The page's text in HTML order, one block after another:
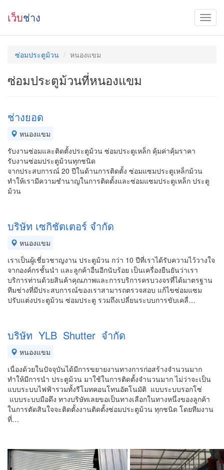
เว็บช่าง
ซ่อมประตูม้วน หนองแขม
ซ่อมประตูม้วนที่หนองแขม
ช่างยอด
หนองแขม
รับงานซ่อมและติดตั้งประตูม้วน ซ่อมประตูเหล็ก คุ้มค่าคุ้มราคา
รับงานซ่อมประตูม้วนทุกชนิด
จากประสบการณ์ 20 ปีในด้านการติดตั้ง ซ่อมแซมประตูเหล็กม้วน
ทำให้เรามีความชำนาญในการติดตั้งและซ่อมแซมประตูเหล็ก ประตู
ม้วน
บริษัท เซกิชัตเตอร์ จำกัด
หนองแขม
เราเป็นผู้เชี่ยวชาญงาน ประตูม้วน กว่า 10 ปีที่เราได้รับความไว้วางใจ
จากองค์กรชั้นนำ และลูกค้าอื่นอีกนับร้อย เป็นเครื่องยืนยันว่าเรา
บริการท่านด้วยสินค้าคุณภาพและการบริการครบวงจรที่ได้มาตรฐาน
ทีมช่างที่มีประสบการณ์ของเราสามารถตรวจสอบ แก้ไขซ่อมแซม
ปรับแต่งประตูม้วน ซ่อมประตู รวมถึงเปลี่ยนระบบการขับเคลื่…
บริษัท YLB Shutter จำกัด
หนองแขม
เนื่องด้วยในปัจจุบันได้มีการขยายงานทางการก่อสร้างจำนวนมาก
ทำให้มีการนำ ประตูม้วน มาใช้ในการติดตั้งจำนวนมาก ไม่ว่าจะเป็น
แบบระบบไฟฟ้ารวมทั้งรีโมทคอนโทนอัตโนมัติ แบบระบบรอกโซ่
แบบระบบมือดึง ทางบริษัทเลยขอเป็นทางเลือกในทางหนึ่งของลูกค้า
ในการตัดสินใจจะติดตั้งงานติดตั้งซ่อมประตูม้วน ทุกชนิด โดยทีมงาน
ที่…